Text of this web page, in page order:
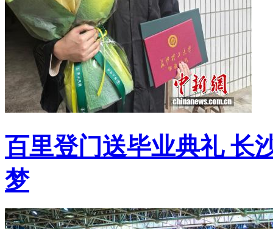
百里登门送毕业典礼 长
梦